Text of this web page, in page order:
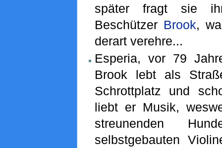
später fragt sie
Beschützer Brook,
derart verehre...
Esperia, vor 79
Brook lebt als
Schrottplatz und
liebt er Musik,
streunenden
selbstgebauten